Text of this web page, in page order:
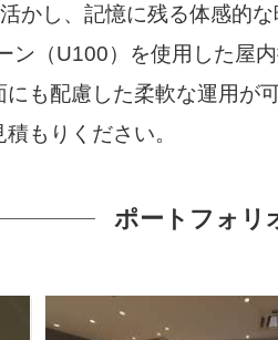
かし、記憶に残る体感的
ン（U100）を使用した屋内
も配慮した柔軟な運用が可
もりください。
ポートフォリ